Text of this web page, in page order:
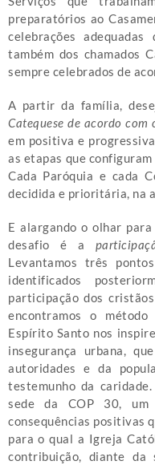
preparatórios ao
celebrações
também dos chamados
sempre celebrados de
A partir da família,
Catequese de acordo
em positiva e
as etapas que
Cada Paróquia e cada
decidida e prioritária, na
E alargando o olhar
desafio é a
Levantamos três
identificados
participação dos
encontramos o
Espírito Santo nos
insegurança urbana,
autoridades e da
testemunho da
sede da COP 30, um
consequências positivas
para o qual a Igreja
contribuição, diante da